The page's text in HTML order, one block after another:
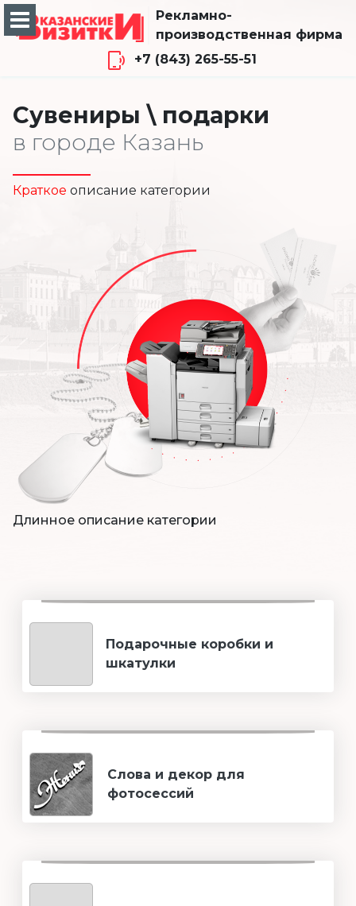
Рекламно-
производственная фирма
+7 (843) 265-55-51
Сувениры \ подарки
в городе Казань
Краткое описание категории
Длинное описание категории
Подарочные коробки и
шкатулки
Слова и декор для
фотосессий